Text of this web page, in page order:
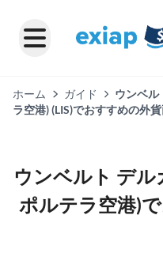
ホーム ガイド
ウンベル
ラ空港) (LIS)でおすすめの外
ウンベルト デル
ポルテラ空港)